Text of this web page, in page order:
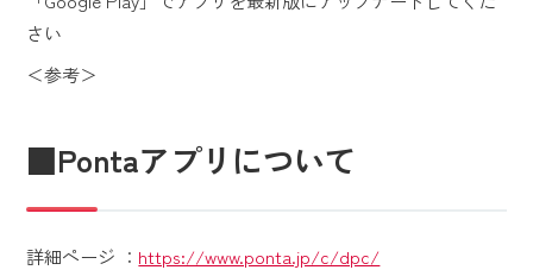
さい
＜参考＞
■Pontaアプリについて
詳細ページ ： https://www.ponta.jp/c/dpc/